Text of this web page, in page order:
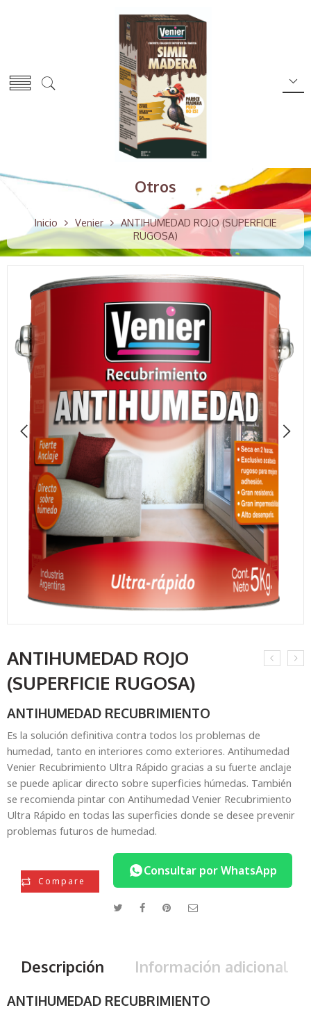
Otros
Inicio Venier
ANTIHUMEDAD ROJO (SUPERFICIE
RUGOSA)
ANTIHUMEDAD ROJO
(SUPERFICIE RUGOSA)
ANTIHUMEDAD RECUBRIMIENTO
Es la solución definitiva contra todos los problemas de
humedad, tanto en interiores como exteriores. Antihumedad
Venier Recubrimiento Ultra Rápido gracias a su fuerte anclaje
se puede aplicar directo sobre superficies húmedas. También
se recomienda pintar con Antihumedad Venier Recubrimiento
Ultra Rápido en todas las superficies donde se desee prevenir
problemas futuros de humedad.
Consultar por WhatsApp
Compare
Descripción Información adicional
ANTIHUMEDAD RECUBRIMIENTO